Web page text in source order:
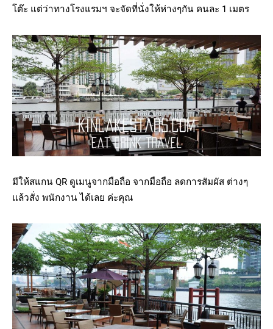
โต๊ะ แต่ว่าทางโรงแรมฯ จะจัดที่นั่งให้ห่างๆกัน คนละ 1 เมตร
มีให้สแกน QR ดูเมนูจากมือถือ จากมือถือ ลดการสัมผัส ต่างๆ
แล้วสั่ง พนักงาน ได้เลย ค่ะคุณ